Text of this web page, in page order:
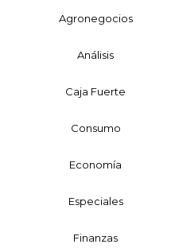
Agronegocios
Análisis
Caja Fuerte
Consumo
Economía
Especiales
Finanzas